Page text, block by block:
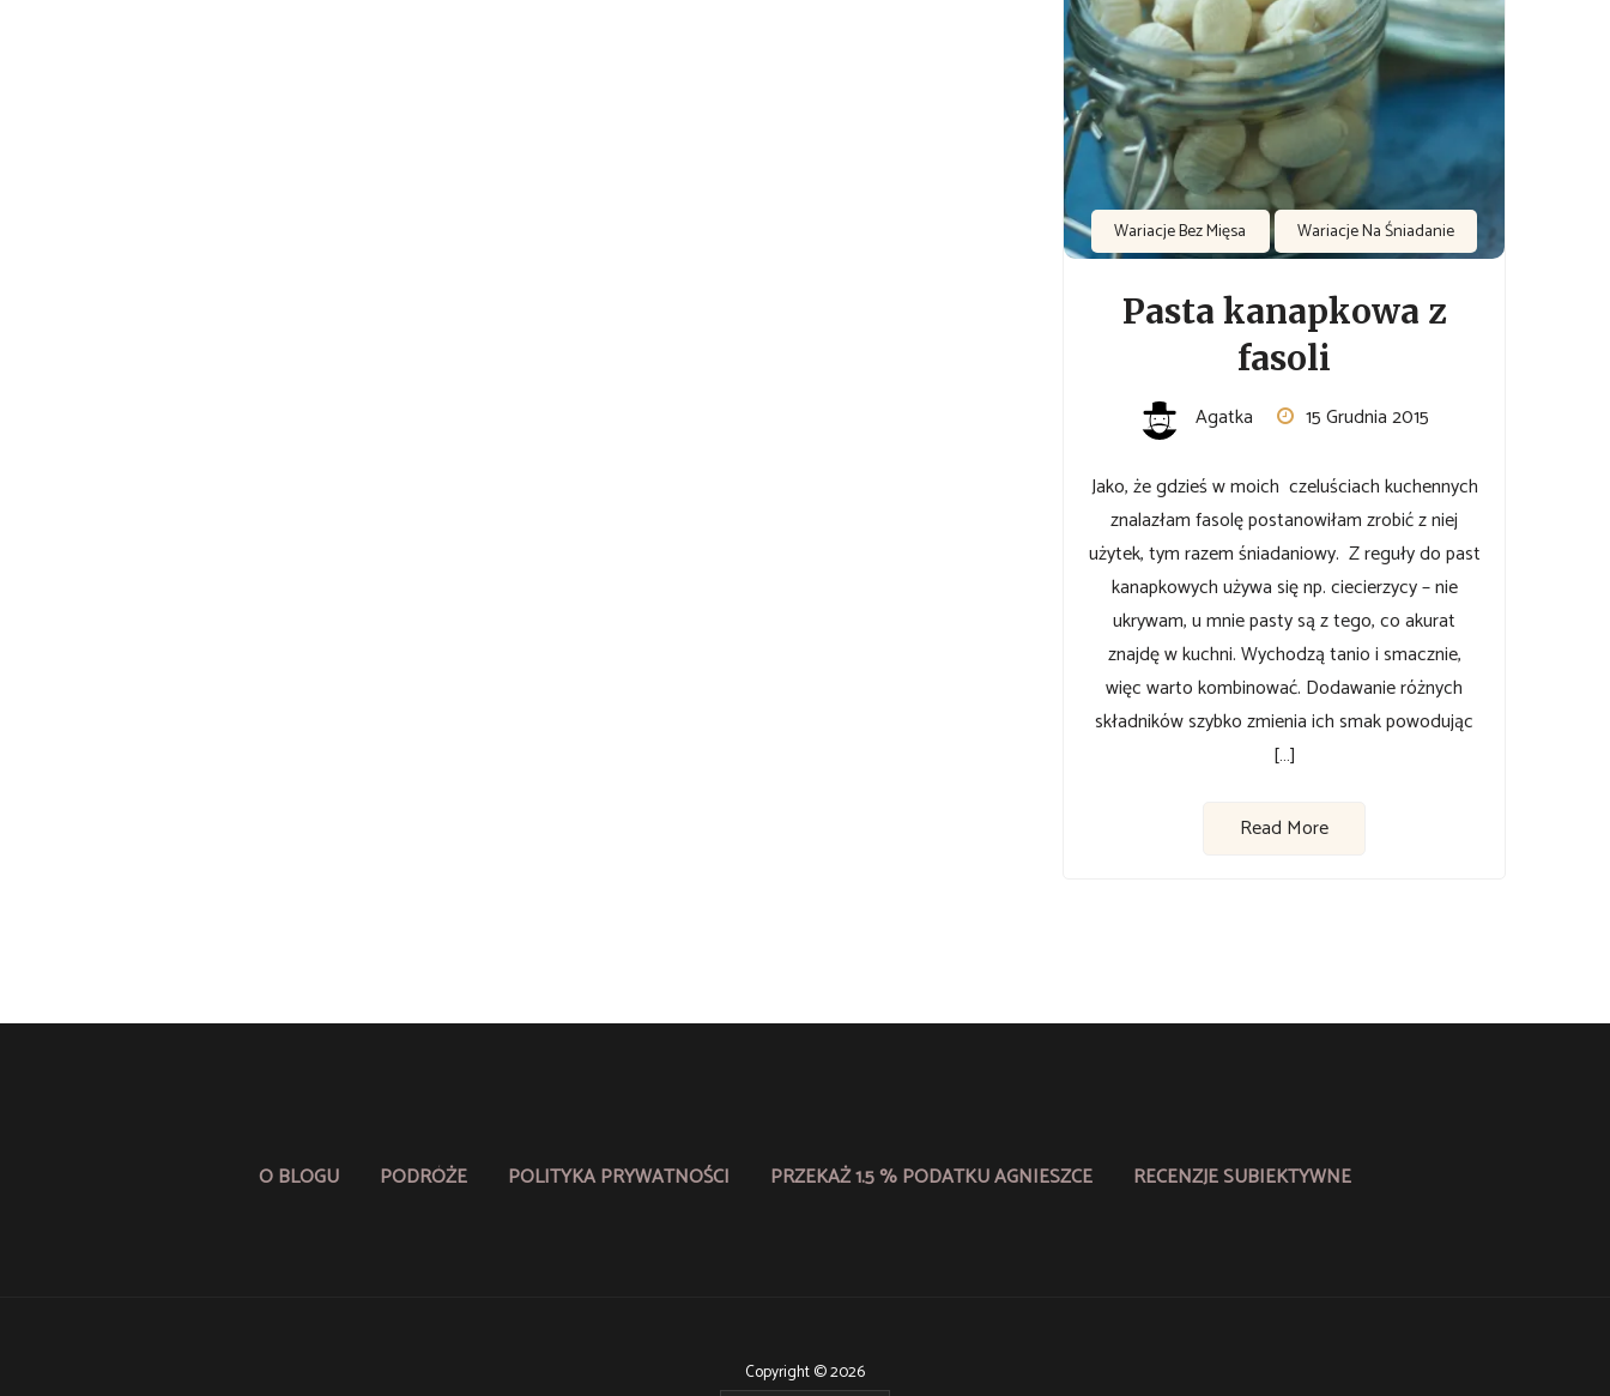
Wariacje Bez Mięsa Wariacje Na Śniadanie
Pasta kanapkowa z
fasoli
Agatka 15 Grudnia 2015
Jako, że gdzieś w moich czeluściach kuchennych
znalazłam fasolę postanowiłam zrobić z niej
użytek, tym razem śniadaniowy. Z reguły do past
kanapkowych używa się np. ciecierzycy – nie
ukrywam, u mnie pasty są z tego, co akurat
znajdę w kuchni. Wychodzą tanio i smacznie,
więc warto kombinować. Dodawanie różnych
składników szybko zmienia ich smak powodując
[…]
Read More
O BLOGU PODRÓŻE POLITYKA PRYWATNOŚCI PRZEKAŻ 1.5 % PODATKU AGNIESZCE RECENZJE SUBIEKTYWNE
Copyright © 2026